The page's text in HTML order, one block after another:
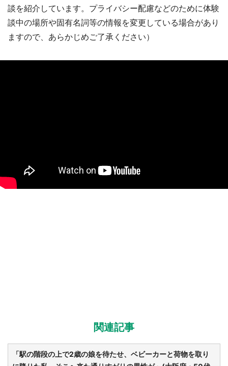
談を紹介しています。プライバシー配慮などのために体験
談中の場所や固有名詞等の情報を変更している場合があり
ますので、あらかじめご了承ください）
関連記事
「駅の階段の上で2歳の娘を待たせ、ベビーカーと荷物を取り